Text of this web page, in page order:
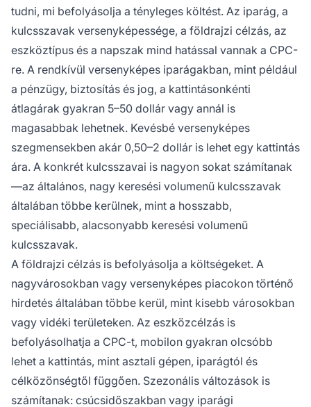
tudni, mi befolyásolja a tényleges költést. Az iparág, a
kulcsszavak versenyképessége, a földrajzi célzás, az
eszköztípus és a napszak mind hatással vannak a CPC-
re. A rendkívül versenyképes iparágakban, mint például
a pénzügy, biztosítás és jog, a kattintásonkénti
átlagárak gyakran 5–50 dollár vagy annál is
magasabbak lehetnek. Kevésbé versenyképes
szegmensekben akár 0,50–2 dollár is lehet egy kattintás
ára. A konkrét kulcsszavai is nagyon sokat számítanak
—az általános, nagy keresési volumenű kulcsszavak
általában többe kerülnek, mint a hosszabb,
speciálisabb, alacsonyabb keresési volumenű
kulcsszavak.
A földrajzi célzás is befolyásolja a költségeket. A
nagyvárosokban vagy versenyképes piacokon történő
hirdetés általában többe kerül, mint kisebb városokban
vagy vidéki területeken. Az eszközcélzás is
befolyásolhatja a CPC-t, mobilon gyakran olcsóbb
lehet a kattintás, mint asztali gépen, iparágtól és
célközönségtől függően. Szezonális változások is
számítanak: csúcsidőszakban vagy iparági